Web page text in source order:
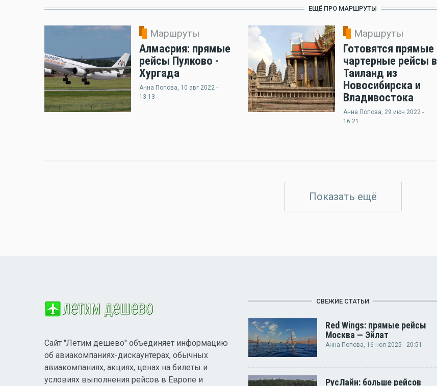
ЕЩЁ ПРО МАРШРУТЫ
Маршруты
Алмасрия: прямые
рейсы Пулково -
Хургада
Анна Попова, 10 авг 2022 -
13:13
Маршруты
Готовятся прямые
чартерные рейсы в
Таиланд из
Новосибирска и
Владивостока
Анна Попова, 29 июн 2022 -
16:21
Показать ещё
Сайт "Летим дешево" объединяет информацию
об авиакомпаниях-дискаунтерах, обычных
авиакомпаниях, акциях, ценах на билеты и
условиях выполнения рейсов в Европе и
СВЕЖИЕ СТАТЬИ
Red Wings: прямые рейсы
Москва — Эйлат
Анна Попова , 16 ноя 2025 - 20:51
РусЛайн: больше рейсов